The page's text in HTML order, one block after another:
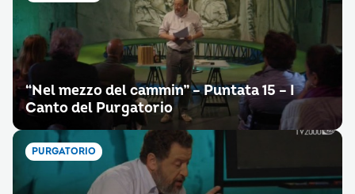
“Nel mezzo del cammin” – Puntata 15 – I
Canto del Purgatorio
PURGATORIO